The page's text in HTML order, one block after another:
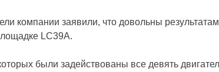
компании заявили, что довольны
LC39A.
были задействованы все девять